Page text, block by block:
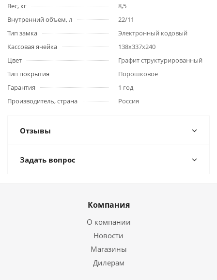
Вес, кг
8,5
Внутренний объем, л
22/11
Тип замка
Электронный кодовый
Кассовая ячейка
138x337x240
Цвет
Графит структурированный
Тип покрытия
Порошковое
Гарантия
1 год
Производитель, страна
Россия
Отзывы
Задать вопрос
Компания
О компании
Новости
Магазины
Дилерам